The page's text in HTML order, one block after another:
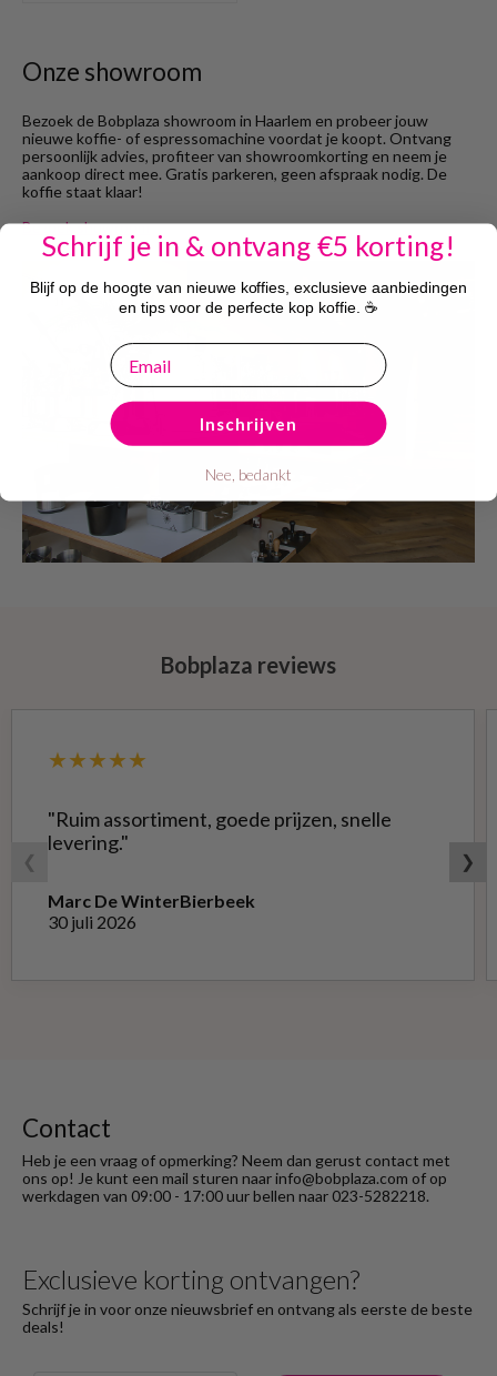
Onze showroom
Bezoek de Bobplaza showroom in Haarlem en probeer jouw
nieuwe koffie- of espressomachine voordat je koopt. Ontvang
persoonlijk advies, profiteer van showroomkorting en neem je
aankoop direct mee. Gratis parkeren, geen afspraak nodig. De
koffie staat klaar!
Bezoek showroom
Bobplaza reviews
❮
★★★★★
"Ruim assortiment, goede prijzen, snelle
levering."
Marc De WinterBierbeek
30 juli 2026
❯
Contact
Heb je een vraag of opmerking? Neem dan gerust contact met
ons op! Je kunt een mail sturen naar info@bobplaza.com of op
werkdagen van 09:00 - 17:00 uur bellen naar 023-5282218.
Exclusieve korting ontvangen?
Schrijf je in voor onze nieuwsbrief en ontvang als eerste de beste
deals!
Schrijf je in & ontvang €5 korting!
Blijf op de hoogte van nieuwe koffies, exclusieve aanbiedingen
en tips voor de perfecte kop koffie. ☕
email
Inschrijven
Nee, bedankt